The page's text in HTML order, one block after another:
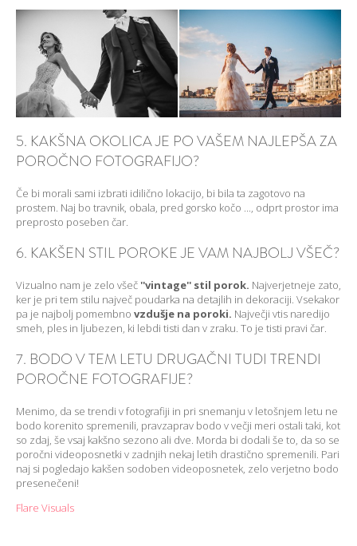
5. KAKŠNA OKOLICA JE PO VAŠEM NAJLEPŠA ZA
POROČNO FOTOGRAFIJO?
Če bi morali sami izbrati idilično lokacijo, bi bila ta zagotovo na
prostem. Naj bo travnik, obala, pred gorsko kočo ..., odprt prostor ima
preprosto poseben čar.
6. KAKŠEN STIL POROKE JE VAM NAJBOLJ VŠEČ?
Vizualno nam je zelo všeč ''vintage'' stil porok. Najverjetneje zato,
ker je pri tem stilu največ poudarka na detajlih in dekoraciji. Vsekakor
pa je najbolj pomembno vzdušje na poroki. Največji vtis naredijo
smeh, ples in ljubezen, ki lebdi tisti dan v zraku. To je tisti pravi čar.
7. BODO V TEM LETU DRUGAČNI TUDI TRENDI
POROČNE FOTOGRAFIJE?
Menimo, da se trendi v fotografiji in pri snemanju v letošnjem letu ne
bodo korenito spremenili, pravzaprav bodo v večji meri ostali taki, kot
so zdaj, še vsaj kakšno sezono ali dve. Morda bi dodali še to, da so se
poročni videoposnetki v zadnjih nekaj letih drastično spremenili. Pari
naj si pogledajo kakšen sodoben videoposnetek, zelo verjetno bodo
presenečeni!
Flare Visuals